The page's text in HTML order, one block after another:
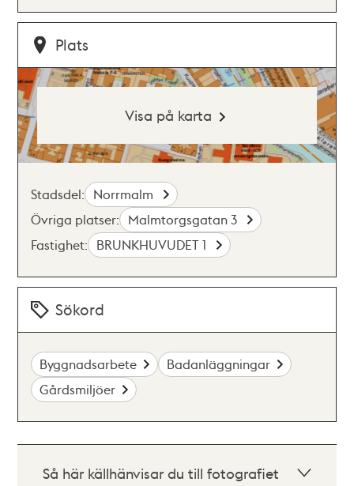
Plats
Visa på karta
Stadsdel: Norrmalm
Övriga platser: Malmtorgsgatan 3
Fastighet: BRUNKHUVUDET 1
Sökord
Byggnadsarbete
Badanläggningar
Gårdsmiljöer
Så här källhänvisar du till fotografiet